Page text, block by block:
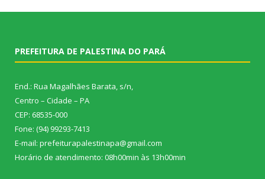
PREFEITURA DE PALESTINA DO PARÁ
End.: Rua Magalhães Barata, s/n,
Centro – Cidade – PA
CEP: 68535-000
Fone: (94) 99293-7413
E-mail: prefeiturapalestinapa@gmail.com
Horário de atendimento: 08h00min às 13h00min